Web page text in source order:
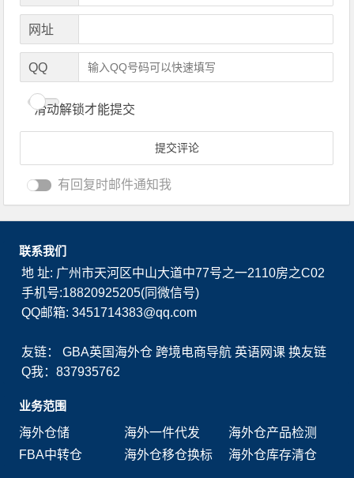
网址
QQ
滑动解锁才能提交
有回复时邮件通知我
联系我们
地 址: 广州市天河区中山大道中77号之一2110房之C02
手机号:18820925205(同微信号)
QQ邮箱: 3451714383@qq.com
友链：GBA英国海外仓 跨境电商导航 英语网课 换友链
Q我：837935762
业务范围
海外仓储
海外一件代发
海外仓产品检测
FBA中转仓
海外仓移仓换标 海外仓库存清仓